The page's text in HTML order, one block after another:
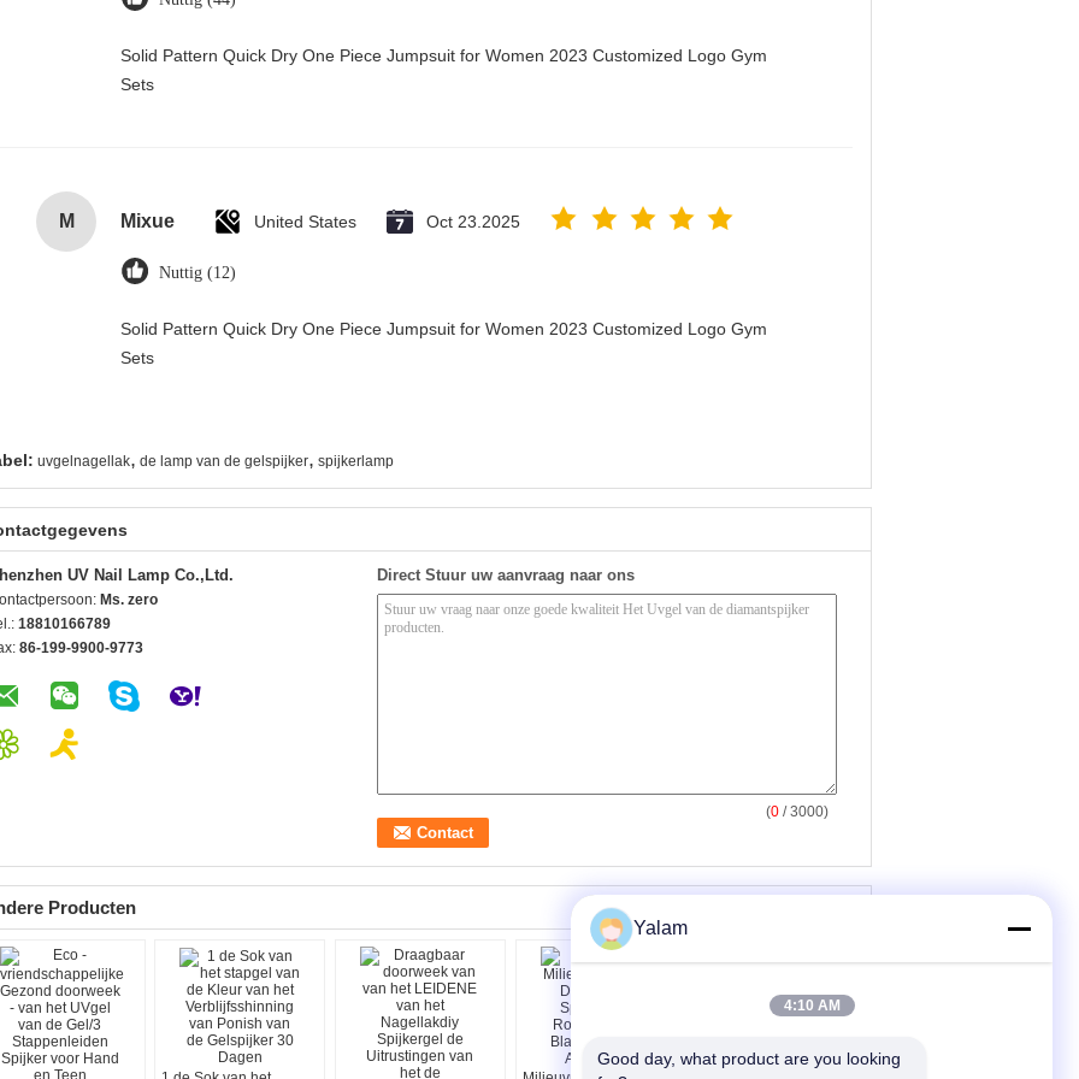
Solid Pattern Quick Dry One Piece Jumpsuit for Women 2023 Customized Logo Gym
Sets
M Mixue United States Oct 23.2025
Nuttig (12)
Solid Pattern Quick Dry One Piece Jumpsuit for Women 2023 Customized Logo Gym
Sets
uvgelnagellak, de lamp van de gelspijker, spijkerlamp
UV Nail Lamp Co.,Ltd.
Ms. zero
18810166789
86-199-9900-9773
Direct Stuur uw aanvraag naar ons
(0 / 3000)
Producten
Yalam
4:10 AM
Good day, what product are you looking